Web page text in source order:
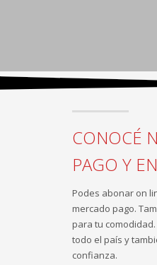
CONOCÉ
PAGO Y
Podes abonar on
mercado pago.
para tu
todo el país y
confianza.